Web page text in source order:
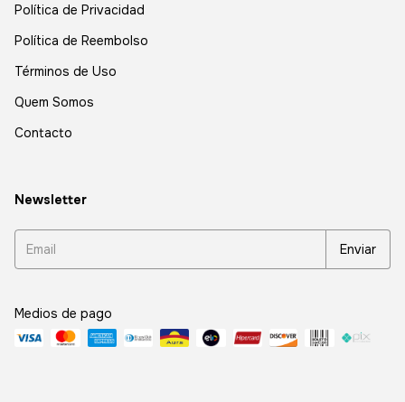
Política de Privacidad
Política de Reembolso
Términos de Uso
Quem Somos
Contacto
Newsletter
Medios de pago